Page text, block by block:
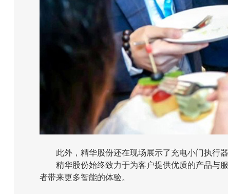
此外，精华股份还在现场展示了充电小门执行
精华股份始终致力于为客户提供优质的产品与
者带来更多智能的体验。